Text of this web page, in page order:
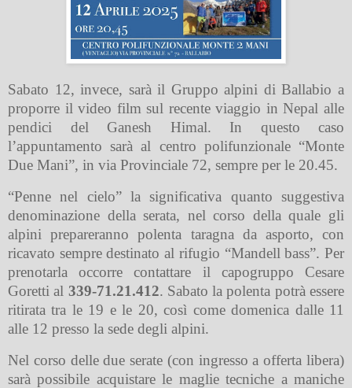
Sabato 12, invece, sarà il Gruppo alpini di Ballabio a
proporre il video film sul recente viaggio in Nepal alle
pendici del Ganesh Himal. In questo caso
l’appuntamento sarà al centro polifunzionale “Monte
Due Mani”, in via Provinciale 72, sempre per le 20.45.
“Penne nel cielo” la significativa quanto suggestiva
denominazione della serata, nel corso della quale gli
alpini prepareranno polenta taragna da asporto, con
ricavato sempre destinato al rifugio “Mandell bass”. Per
prenotarla occorre contattare il capogruppo Cesare
Goretti al 339-71.21.412. Sabato la polenta potrà essere
ritirata tra le 19 e le 20, così come domenica dalle 11
alle 12 presso la sede degli alpini.
Nel corso delle due serate (con ingresso a offerta libera)
sarà possibile acquistare le maglie tecniche a maniche